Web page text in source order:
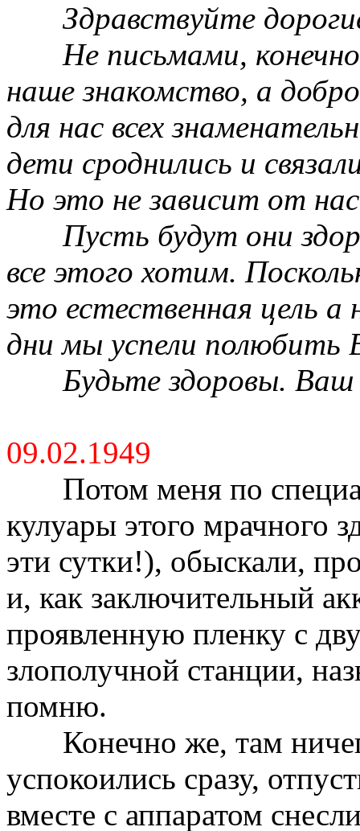
Здравствуйте
Не письмами,
наше знакомство, а
для нас всех
дети сроднились и
Но это не зависит от
Пусть будут они
все этого хотим.
это естественная цель
дни мы успели полюбить
Будьте здоровы. Ваш
09.02.1949
Потом меня по
кулуары этого мрачного
эти сутки!), обыскали,
и, как заключительный
проявленную пленку с
злополучной станции,
помню.
Конечно же, там
успокоились сразу,
вместе с аппаратом